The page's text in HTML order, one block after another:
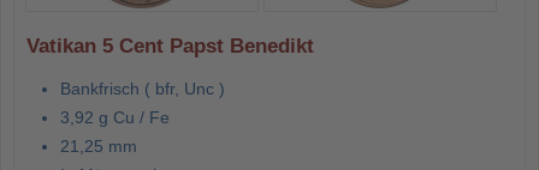
Vatikan 5 Cent Papst Benedikt
Bankfrisch ( bfr, Unc )
3,92 g Cu / Fe
21,25 mm